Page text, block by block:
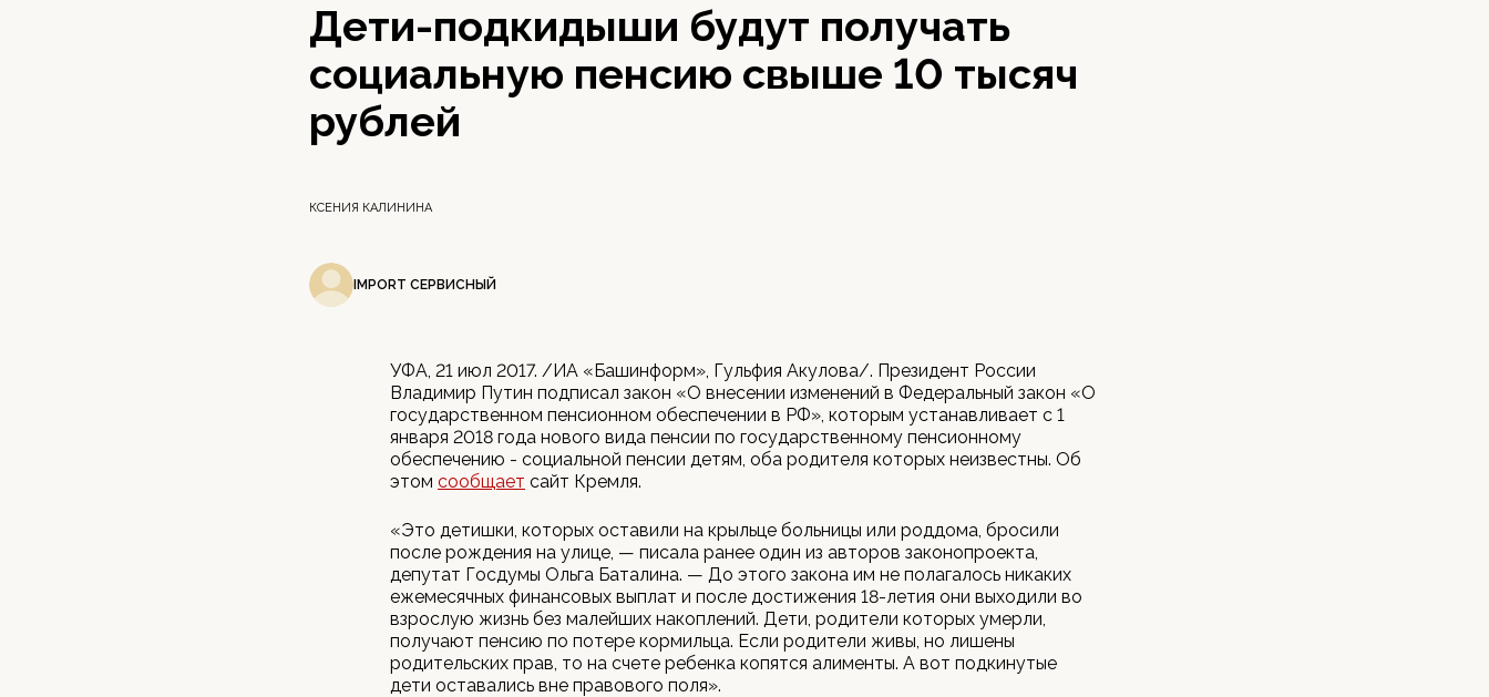
Дети-подкидыши будут получать
социальную пенсию свыше 10 тысяч
рублей
КСЕНИЯ КАЛИНИНА
IMPORT СЕРВИСНЫЙ
УФА, 21 июл 2017. /ИА «Башинформ», Гульфия Акулова/. Президент России
Владимир Путин подписал закон «О внесении изменений в Федеральный закон «О
государственном пенсионном обеспечении в РФ», которым устанавливает с 1
января 2018 года нового вида пенсии по государственному пенсионному
обеспечению - социальной пенсии детям, оба родителя которых неизвестны. Об
этом сообщает сайт Кремля.
«Это детишки, которых оставили на крыльце больницы или роддома, бросили
после рождения на улице, — писала ранее один из авторов законопроекта,
депутат Госдумы Ольга Баталина. — До этого закона им не полагалось никаких
ежемесячных финансовых выплат и после достижения 18-летия они выходили во
взрослую жизнь без малейших накоплений. Дети, родители которых умерли,
получают пенсию по потере кормильца. Если родители живы, но лишены
родительских прав, то на счете ребенка копятся алименты. А вот подкинутые
дети оставались вне правового поля».